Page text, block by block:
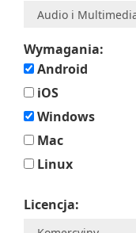
Wymagania:
Android
iOS
Windows
Mac
Linux
Licencja: